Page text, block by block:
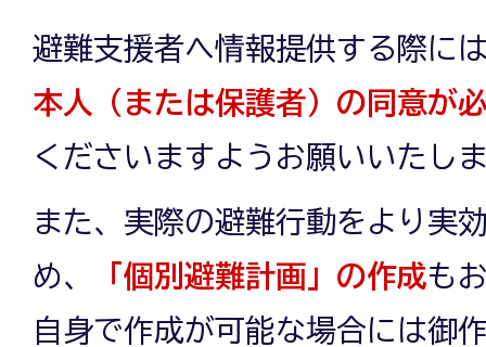
避難支援者へ情報提供する際に
本人（または保護者）の同意が
くださいますようお願いいたし
また、実際の避難行動をより実
め、
「個別避難計画」の作成も
自身で作成が可能な場合には御